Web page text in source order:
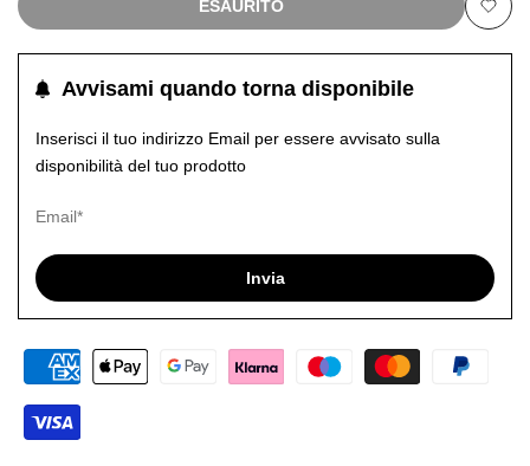
laterale
ESAURITO
Avvisami quando torna disponibile
Inserisci il tuo indirizzo Email per essere avvisato sulla
disponibilità del tuo prodotto
Invia